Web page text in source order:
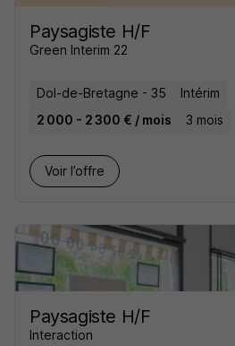
Paysagiste H/F
Green Interim 22
Dol-de-Bretagne - 35
Intérim
2 000 - 2 300 € / mois
3 mois
Voir l’offre
Paysagiste H/F
Interaction